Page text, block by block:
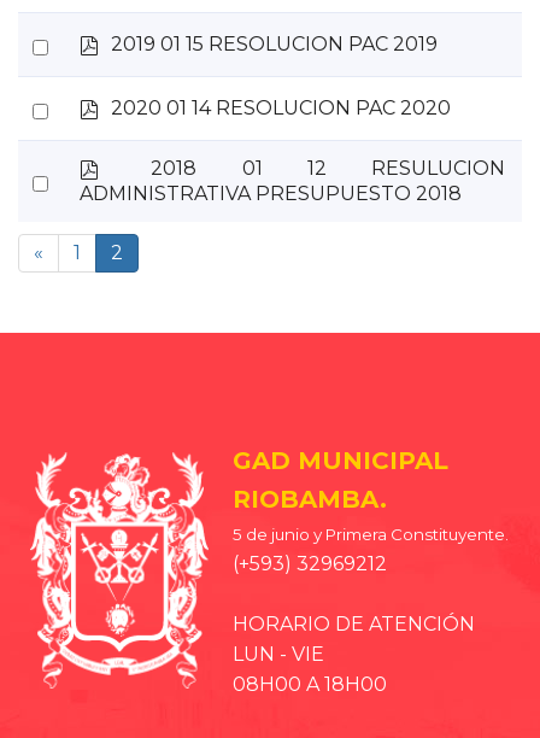
Select
an
item
p2019 01 15 RESOLUCION PAC 2019
Select
an
item
p2020 01 14 RESOLUCION PAC 2020
Select
item
p
d
2018 01 12 RESULUCION
ADMINISTRATIVA PRESUPUESTO 2018
« 1 2
GAD MUNICIPAL
RIOBAMBA.
5 de junio y Primera Constituyente.
(+593) 32969212
HORARIO DE ATENCIÓN
LUN - VIE
08H00 A 18H00